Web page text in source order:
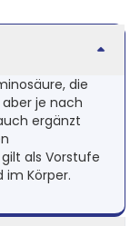
die
je nach
ergänzt
als Vorstufe
im Körper.